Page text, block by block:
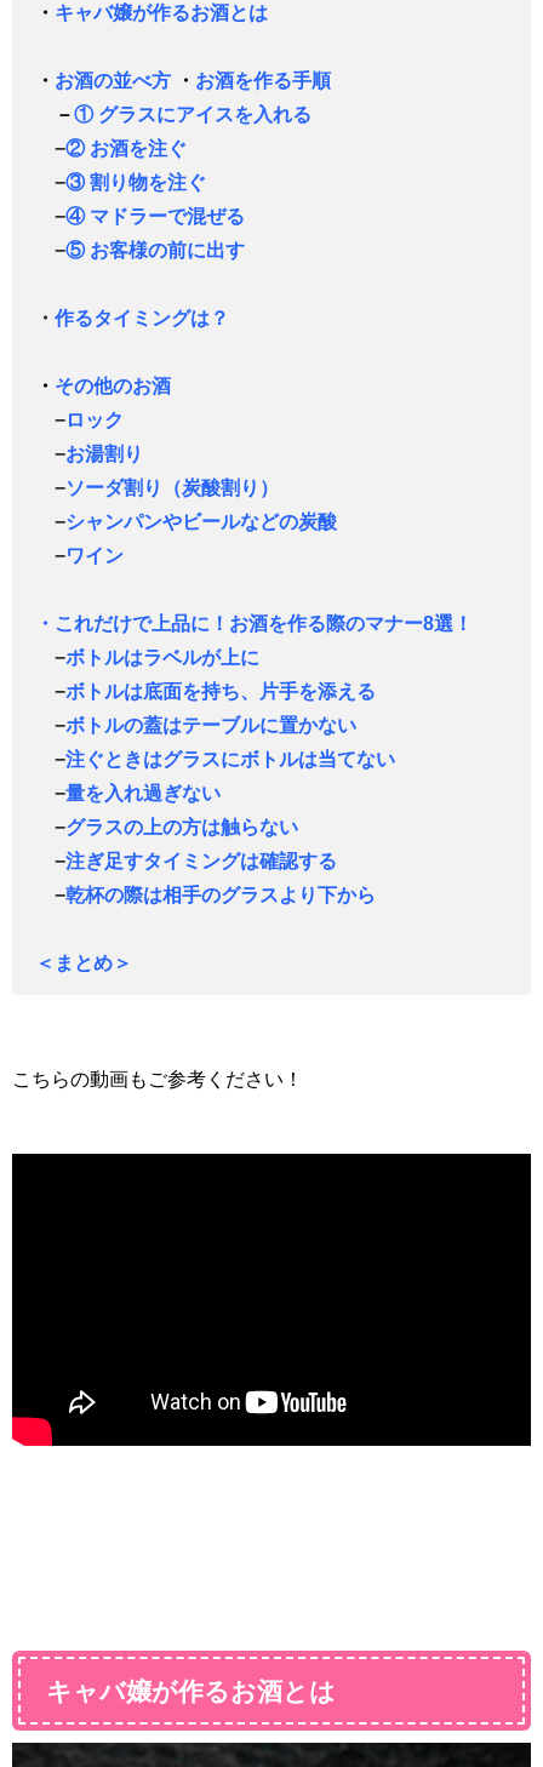
・ キャバ嬢が作るお酒とは
・ お酒の並べ方 ・ お酒を作る手順
－① グラスにアイスを入れる
−② お酒を注ぐ
−③ 割り物を注ぐ
−④ マドラーで混ぜる
−⑤ お客様の前に出す
・ 作るタイミングは？
・ その他のお酒
−ロック
−お湯割り
−ソーダ割り（炭酸割り）
−シャンパンやビールなどの炭酸
−ワイン
・これだけで上品に！お酒を作る際のマナー8選！
−ボトルはラベルが上に
−ボトルは底面を持ち、片手を添える
−ボトルの蓋はテーブルに置かない
−注ぐときはグラスにボトルは当てない
−量を入れ過ぎない
−グラスの上の方は触らない
−注ぎ足すタイミングは確認する
−乾杯の際は相手のグラスより下から
＜まとめ＞
こちらの動画もご参考ください！
キャバ嬢が作るお酒とは